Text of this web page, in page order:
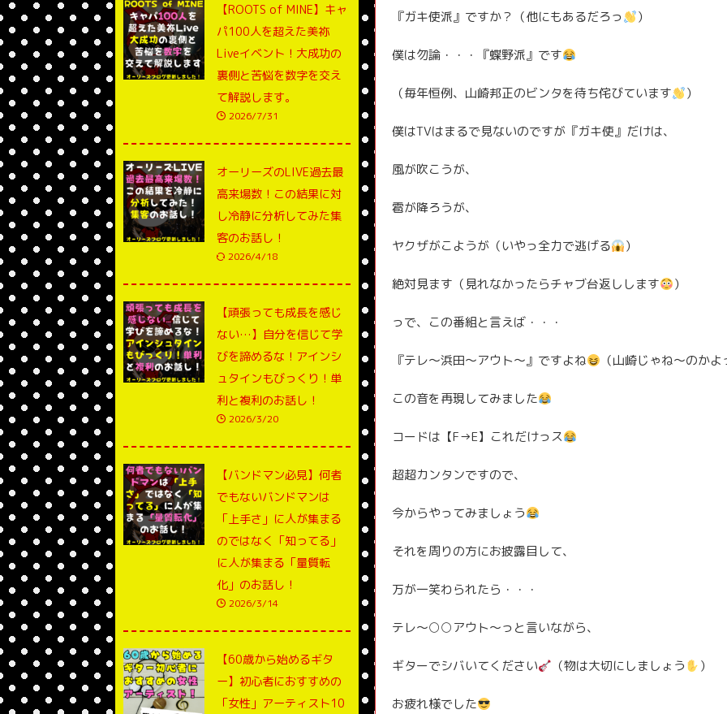
『ガキ使派』ですか？（他にもあるだろっ ）
僕は勿論・・・『蝶野派』です
（毎年恒例、山崎邦正のビンタを待ち侘びています ）
僕はTVはまるで見ないのですが『ガキ使』だけは、
風が吹こうが、
雹が降ろうが、
ヤクザがこようが（いやっ全力で逃げる ）
絶対見ます（見れなかったらチャブ台返しします ）
っで、この番組と言えば・・・
『テレ〜浜田〜アウト〜』ですよね （山崎じゃね〜のかよ
この音を再現してみました
コードは【F→E】これだけっス
超超カンタンですので、
今からやってみましょう
それを周りの方にお披露目して、
万が一笑わられたら・・・
テレ〜○○アウト〜っと言いながら、
ギターでシバいてください （物は大切にしましょう ）
お疲れ様でした
【ROOTS of MINE】キャ
パ100人を超えた美祢
Liveイベント！大成功の
裏側と苦悩を数字を交え
て解説します。
2026/7/31
オーリーズのLIVE過去最
高来場数！この結果に対
し冷静に分析してみた集
客のお話し！
2026/4/18
【頑張っても成長を感じ
ない…】自分を信じて学
びを諦めるな！アインシ
ュタインもびっくり！単
利と複利のお話し！
2026/3/20
【バンドマン必見】何者
でもないバンドマンは
「上手さ」に人が集まる
のではなく「知ってる」
に人が集まる「量質転
化」のお話し！
2026/3/14
【60歳から始めるギタ
ー】初心者におすすめの
「女性」アーティスト10